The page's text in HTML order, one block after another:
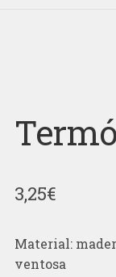
3,25€
Material:
ventosa